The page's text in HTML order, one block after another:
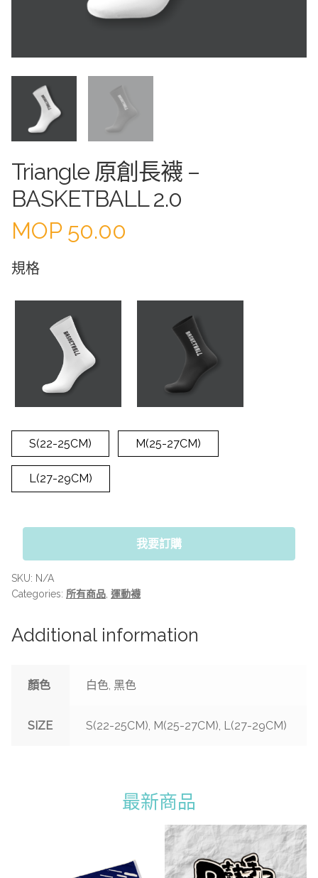
Triangle 原創長襪 –
BASKETBALL 2.0
MOP 50.00
規格
S(22-25CM) M(25-27CM)
L(27-29CM)
我要訂購
SKU: N/A
Categories: 所有商品 運動襪
Additional information
顏色 白色, 黑色
SIZE S(22-25CM), M(25-27CM), L(27-29CM)
最新商品